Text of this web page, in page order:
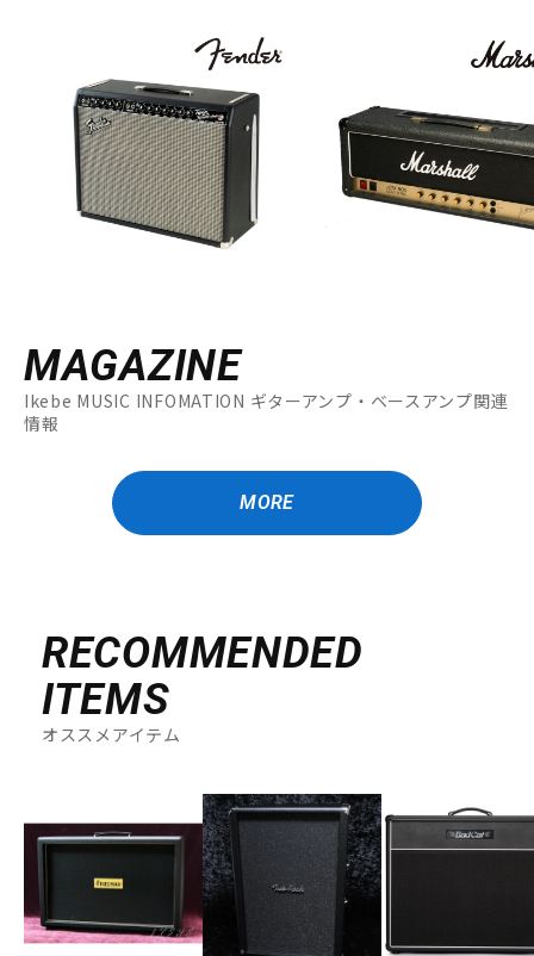
MAGAZINE
Ikebe MUSIC INFOMATION ギターアンプ・ベースアンプ関連
情報
MORE
RECOMMENDED
ITEMS
オススメアイテム